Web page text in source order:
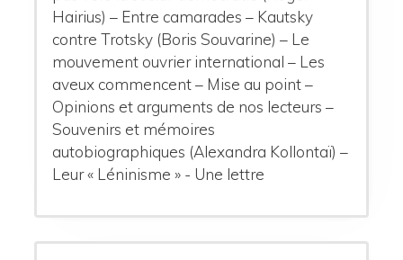
Hairius) – Entre camarades – Kautsky
contre Trotsky (Boris Souvarine) – Le
mouvement ouvrier international – Les
aveux commencent – Mise au point –
Opinions et arguments de nos lecteurs –
Souvenirs et mémoires
autobiographiques (Alexandra Kollontaï) –
Leur « Léninisme » - Une lettre